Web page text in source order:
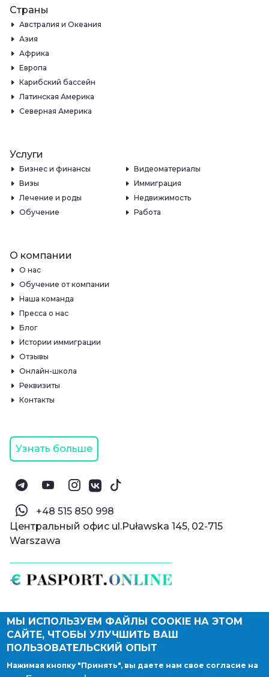
© Паспорт Онлайн 2019—2026
Политика конфиденциальности
Оферта и конфиденциальность:РФ
Правовые документы
Страны
Австралия и Океания
Азия
Африка
Европа
Карибский бассейн
Латинская Америка
Северная Америка
Услуги
Бизнес и финансы
Видеоматериалы
Визы
Иммиграция
Лечение и роды
Недвижимость
Обучение
Работа
О компании
О нас
Обучение от компании
Наша команда
Пресса о нас
Блог
Истории иммиграции
Отзывы
Онлайн-школа
Реквизиты
Контакты
Узнать больше
‪+48 515 850 998‬
Центральный офис ul.Puławska 145, 02-715
Warszawa
МЫ ИСПОЛЬЗУЕМ ФАЙЛЫ COOKIE НА ЭТОМ
САЙТЕ, ЧТОБЫ УЛУЧШИТЬ ВАШ
ПОЛЬЗОВАТЕЛЬСКИЙ ОПЫТ
Нажимая кнопку "Принять", вы даете нам свое согласие на